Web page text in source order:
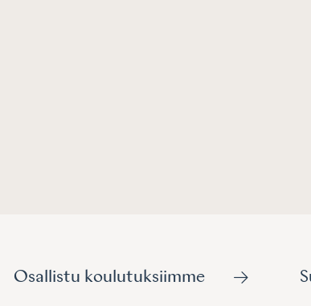
Osallistu koulutuksiimme